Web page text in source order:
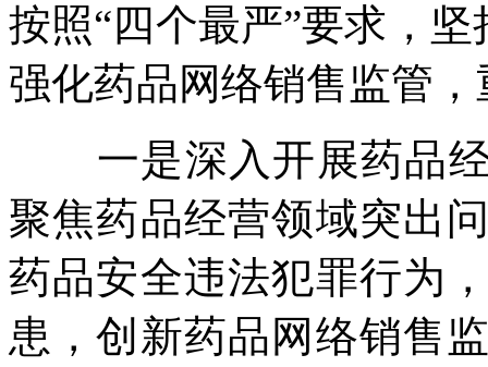
按照“四个最严”要求，
强化药品网络销售监管
一是深入开展药品经
聚焦药品经营领域突出
药品安全违法犯罪行为
患，创新药品网络销售